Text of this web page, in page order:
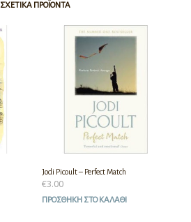
ΣΧΕΤΙΚΆ ΠΡΟΪΌΝΤΑ
Jodi Picoult – Perfect Match
€3.00
ΠΡΟΣΘΉΚΗ ΣΤΟ ΚΑΛΆΘΙ